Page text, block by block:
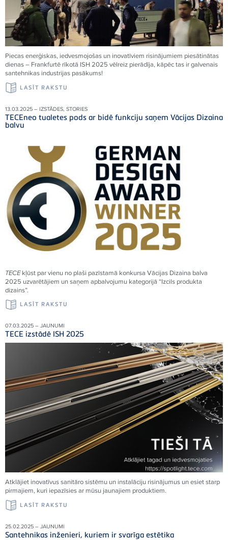
Piecas enerģiskas, iedvesmojošas un inovatīviem risinājumiem piesātinātas
dienas – Frankfurtē rīkotā ISH 2025 vēlreiz pierādīja, kāpēc tas ir galvenais
santehnikas industrijas pasākums!
LASĪT RAKSTU
13.03.2025 – IZSTĀDES, STORIES
TECEneo tualetes pods ar bidē funkciju saņem Vācijas Dizaina
balvu
TECEkļūst par vienu no plaši pazīstamā konkursa Vācijas Dizaina balva
2025 uzvarētājiem un saņem apbalvojumu kategorijā “Izcils produkta
dizains”.
LASĪT RAKSTU
07.03.2025 – JAUNUMI
TECE izstādē ISH 2025
Atklājiet inovatīvus sanitāro sistēmu un instalāciju risinājumus un esiet starp
pirmajiem, kuri iepazīsies ar mūsu jaunajiem produktiem.
LASĪT RAKSTU
25.02.2025 – JAUNUMI
Santehnikas inženieri, kuriem ir svarīga estētika